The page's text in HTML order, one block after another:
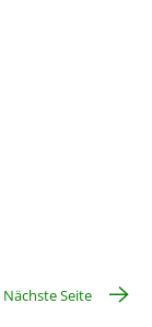
Nächste Seite